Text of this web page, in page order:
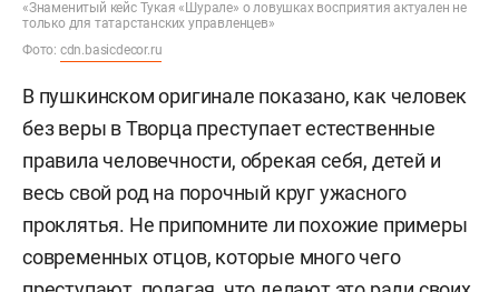
«Знаменитый кейс Тукая «Шурале» о ловушках восприятия актуален не
только для татарстанских управленцев»
Фото: cdn.basicdecor.ru
В пушкинском оригинале показано, как человек
без веры в Творца преступает естественные
правила человечности, обрекая себя, детей и
весь свой род на порочный круг ужасного
проклятья. Не припомните ли похожие примеры
современных отцов, которые много чего